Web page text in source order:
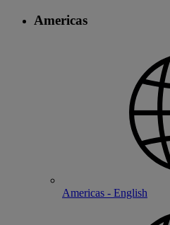
Americas
Americas - English